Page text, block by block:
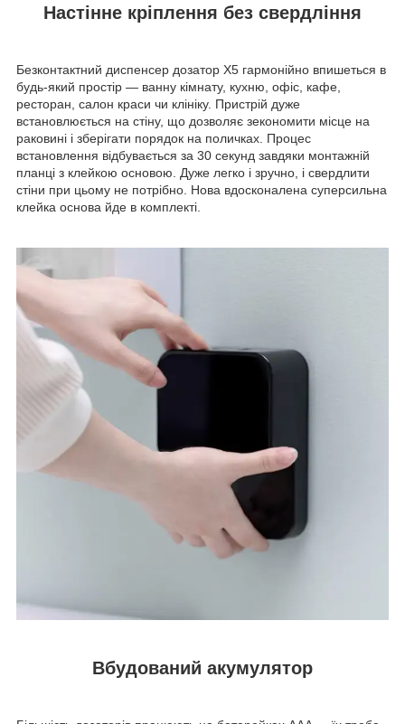
Настінне кріплення без свердління
Безконтактний диспенсер дозатор X5 гармонійно впишеться в
будь-який простір — ванну кімнату, кухню, офіс, кафе,
ресторан, салон краси чи клініку. Пристрій дуже
встановлюється на стіну, що дозволяє зекономити місце на
раковині і зберігати порядок на поличках. Процес
встановлення відбувається за 30 секунд завдяки монтажній
планці з клейкою основою. Дуже легко і зручно, і свердлити
стіни при цьому не потрібно. Нова вдосконалена суперсильна
клейка основа йде в комплекті.
Вбудований акумулятор